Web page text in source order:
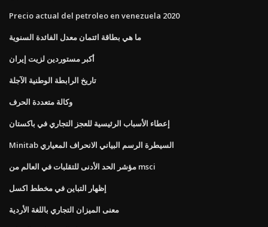
Precio actual del petroleo en venezuela 2020
ما هي بطاقة ائتمان معدل الفائدة السنوية
أكبر مستوردين لزيت إيران
تاريخ الرابطة الوطنية الآجلة
وكالة متعددة الحرف
إعطاء الأسباب الرئيسية للعجز التجاري في باكستان
Minitab السيطرة الرسم البياني الانحراف المعياري
مؤشر الحد الأدنى للتقلبات في العالم من msci
إظهار التباين في مخطط اكسل
معنى الميزان التجاري باللغة الأردية